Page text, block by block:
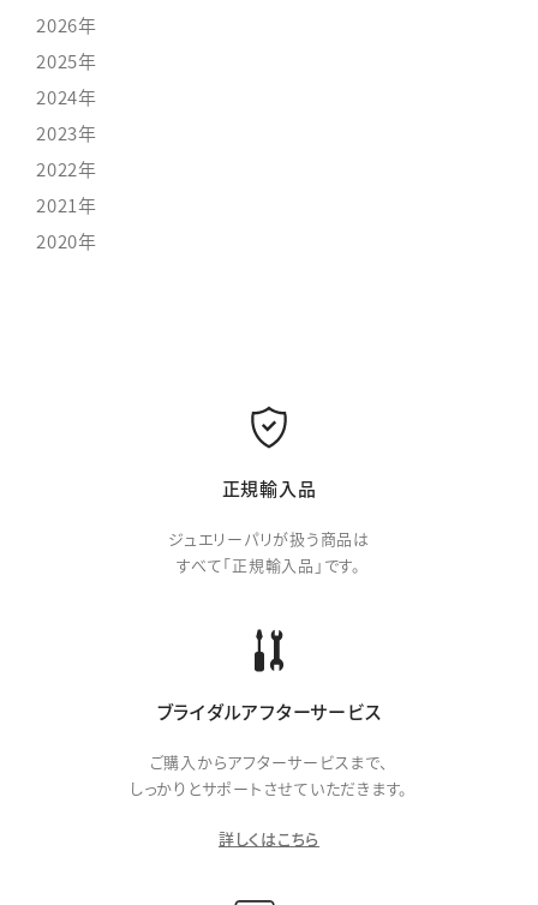
2026年
2025年
2024年
2023年
2022年
2021年
2020年
正規輸入品
ジュエリーパリが扱う商品は
すべて「正規輸入品」です。
ブライダルアフターサービス
ご購入からアフターサービスまで、
しっかりとサポートさせていただきます。
詳しくはこちら